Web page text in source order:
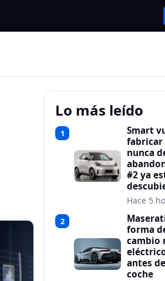
Lo más leído
1
Smart
fabricar
nunca
#2 ya
Hace 5
2
forma
cambio
antes
coche